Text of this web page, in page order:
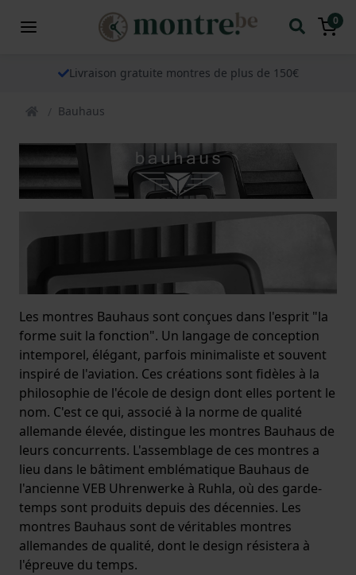
0
Livraison gratuite montres de plus de 150€
Bauhaus
Les montres Bauhaus sont conçues dans l'esprit "la
forme suit la fonction". Un langage de conception
intemporel, élégant, parfois minimaliste et souvent
inspiré de l'aviation. Ces créations sont fidèles à la
philosophie de l'école de design dont elles portent le
nom. C'est ce qui, associé à la norme de qualité
allemande élevée, distingue les montres Bauhaus de
leurs concurrents. L'assemblage de ces montres a
lieu dans le bâtiment emblématique Bauhaus de
l'ancienne VEB Uhrenwerke à Ruhla, où des garde-
temps sont produits depuis des décennies. Les
montres Bauhaus sont de véritables montres
allemandes de qualité, dont le design résistera à
l'épreuve du temps.